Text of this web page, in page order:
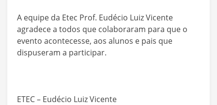
A equipe da Etec Prof. Eudécio Luiz Vicente
agradece a todos que colaboraram para que o
evento acontecesse, aos alunos e pais que
dispuseram a participar.
ETEC – Eudécio Luiz Vicente